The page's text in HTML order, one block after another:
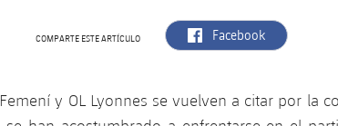
COMPARTE ESTE ARTÍCULO label.aria.facebook
Facebook
y OL Lyonnes se vuelven a citar por la